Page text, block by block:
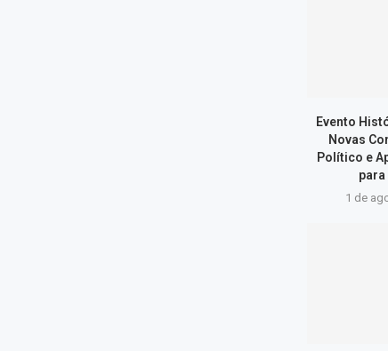
Evento
Novas
Político e
para
1 de